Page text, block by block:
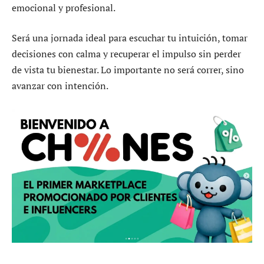
emocional y profesional.
Será una jornada ideal para escuchar tu intuición, tomar
decisiones con calma y recuperar el impulso sin perder
de vista tu bienestar. Lo importante no será correr, sino
avanzar con intención.